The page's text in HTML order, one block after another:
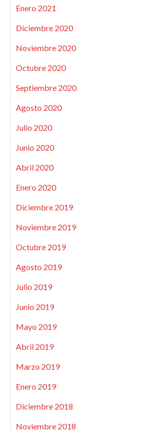
Enero 2021
Diciembre 2020
Noviembre 2020
Octubre 2020
Septiembre 2020
Agosto 2020
Julio 2020
Junio 2020
Abril 2020
Enero 2020
Diciembre 2019
Noviembre 2019
Octubre 2019
Agosto 2019
Julio 2019
Junio 2019
Mayo 2019
Abril 2019
Marzo 2019
Enero 2019
Diciembre 2018
Noviembre 2018